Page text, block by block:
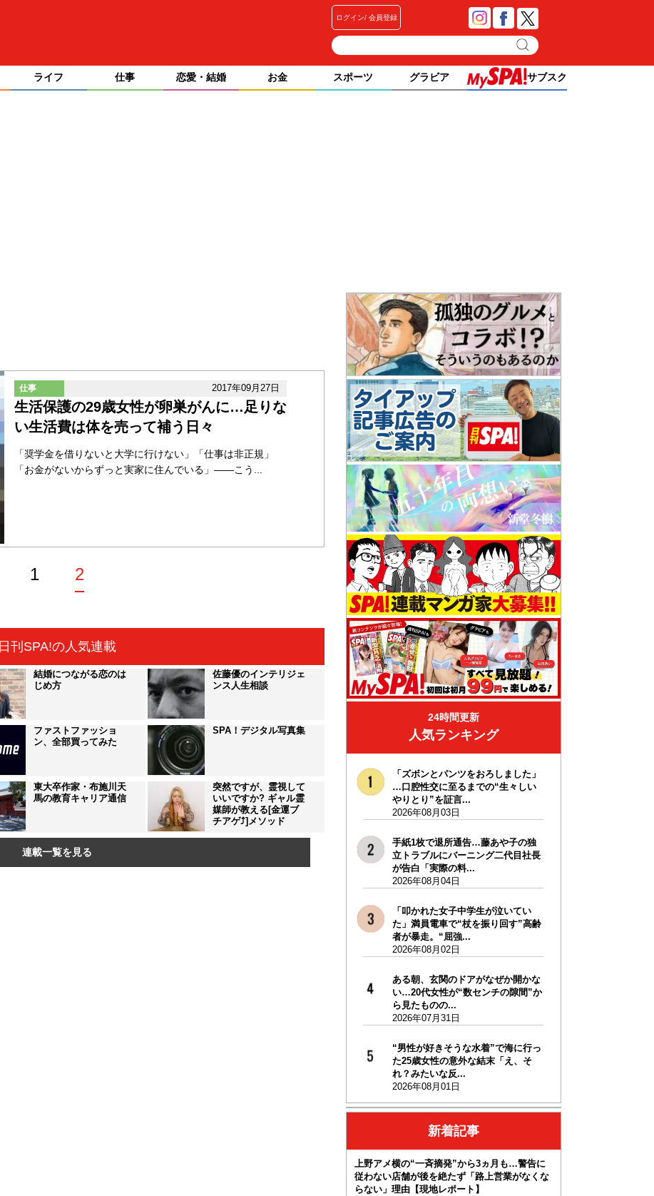
ログイン 会員登録
ライフ 仕事 恋愛・結婚 お金 スポーツ グラビア サブスク
仕事 2017年09月27日
生活保護の29歳女性が卵巣がんに…足りな
い生活費は体を売って補う日々
「奨学金を借りないと大学に行けない」「仕事は非正規」
「お金がないからずっと実家に住んでいる」――こう...
1 2
日刊SPA!の人気連載
結婚につながる恋のは
じめ方
佐藤優のインテリジェ
ンス人生相談
ファストファッショ
ン、全部買ってみた
SPA！デジタル写真集
東大卒作家・布施川天
馬の教育キャリア通信
突然ですが、霊視して
いいですか? ギャル霊
媒師が教える[金運ブ
チアゲ⤴]メソッド
連載一覧を見る
24時間更新
人気ランキング
「ズボンとパンツをおろしました」
…口腔性交に至るまでの“生々しい
やりとり”を証言...
2026年08月03日
手紙1枚で退所通告…藤あや子の独
立トラブルにバーニング二代目社長
が告白「実際の料...
2026年08月04日
「叩かれた女子中学生が泣いてい
た」満員電車で“杖を振り回す”高齢
者が暴走。“屈強...
2026年08月02日
ある朝、玄関のドアがなぜか開かな
い…20代女性が“数センチの隙間”か
ら見たものの...
2026年07月31日
“男性が好きそうな水着”で海に行っ
た25歳女性の意外な結末「え、そ
れ？みたいな反...
2026年08月01日
新着記事
上野アメ横の“一斉摘発”から3ヵ月も…警告に
従わない店舗が後を絶たず「路上営業がなくな
らない」理由【現地レポート】